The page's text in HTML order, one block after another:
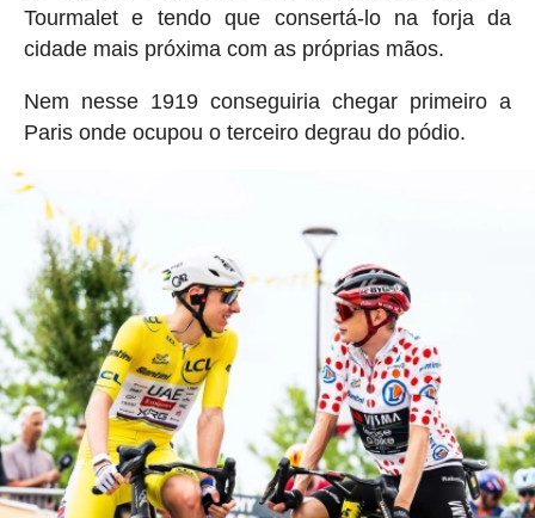
Tourmalet e tendo que consertá-lo na forja da
cidade mais próxima com as próprias mãos.
Nem nesse 1919 conseguiria chegar primeiro a
Paris onde ocupou o terceiro degrau do pódio.